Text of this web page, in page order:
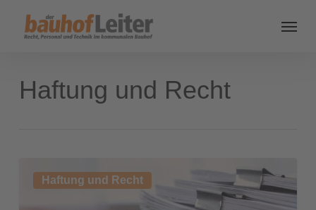
Haftung und Recht
langeHaftung und Recht